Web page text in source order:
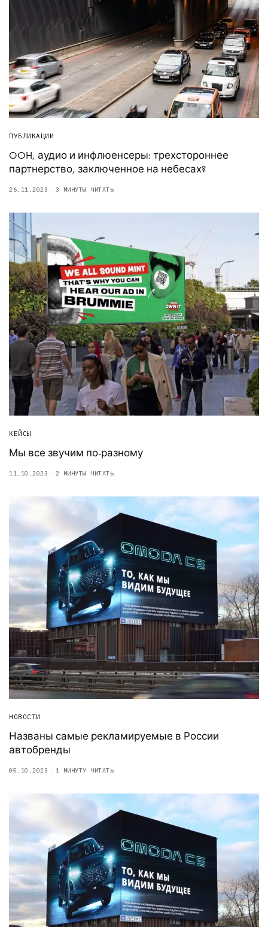
ПУБЛИКАЦИИ
OOH, аудио и инфлюенсеры: трехстороннее
партнерство, заключенное на небесах?
26.11.2023 3 МИНУТЫ ЧИТАТЬ
КЕЙСЫ
Мы все звучим по-разному
11.10.2023 2 МИНУТЫ ЧИТАТЬ
НОВОСТИ
Названы самые рекламируемые в России
автобренды
05.10.2023 1 МИНУТУ ЧИТАТЬ